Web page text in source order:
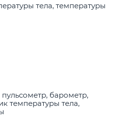
тела, температуры
барометр,
температуры тела,